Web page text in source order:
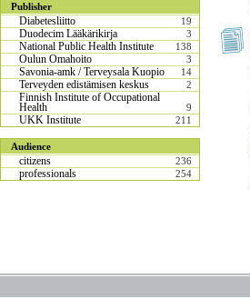
Publisher
Diabetesliitto 19
Duodecim Lääkärikirja 3
National Public Health Institute 138
Oulun Omahoito 3
Savonia-amk / Terveysala Kuopio 14
Terveyden edistämisen keskus 2
Finnish Institute of Occupational
Health 9
UKK Institute 211
Audience
citizens 236
professionals 254